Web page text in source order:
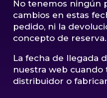
No tenemos ningún
cambios en estas
pedido, ni la
concepto de reserva.
La fecha de llegada
nuestra web
distribuidor o